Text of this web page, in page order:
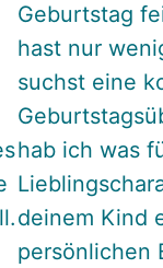
Geburtstag
hast nur
suchst eine
hab ich was
deinem Kind
persönlichen